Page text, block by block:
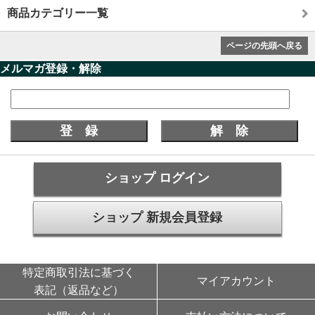
商品カテゴリー一覧
ページの先頭へ戻る
メルマガ登録・解除
ショップ ログイン
ショップ 新規会員登録
特定商取引法に基づく
表記（返品など）
マイアカウント